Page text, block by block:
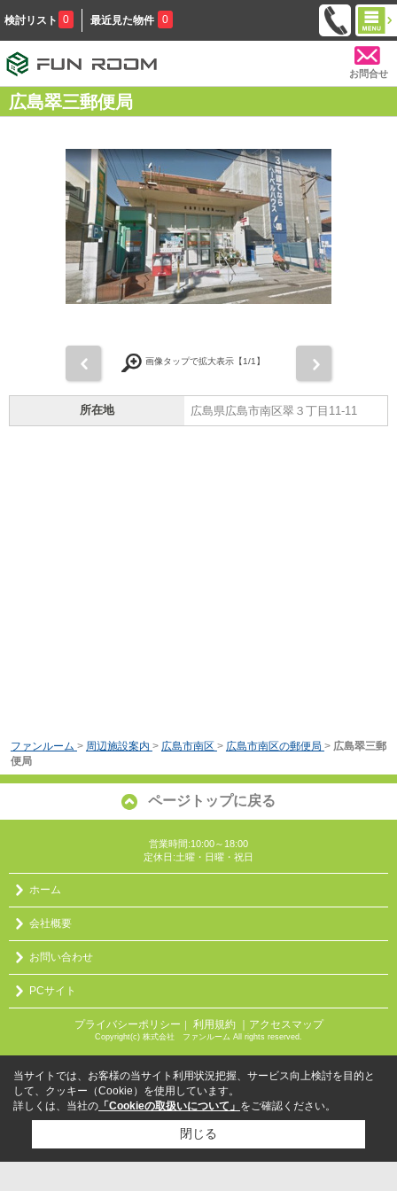
検討リスト 0 最近見た物件 0
お問合せ
広島翠三郵便局
画像タップで拡大表示【1/1】
所在地 広島県広島市南区翠３丁目11-11
ファンルーム > 周辺施設案内 > 広島市南区 > 広島市南区の郵便局 > 広島翠三郵
便局
ページトップに戻る
営業時間:10:00～18:00
定休日:土曜・日曜・祝日
ホーム
会社概要
お問い合わせ
PCサイト
プライバシーポリシー ｜ 利用規約 ｜アクセスマップ
Copyright(c) 株式会社 ファンルーム All rights reserved.
当サイトでは、お客様の当サイト利用状況把握、サービス向上検討を目的と
して、クッキー（Cookie）を使用しています。
詳しくは、当社の 「Cookieの取扱いについて」 をご確認ください。
閉じる